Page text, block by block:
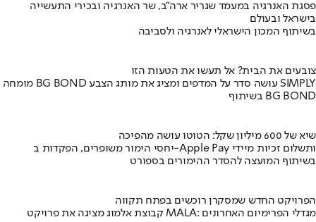
פסגת האנרגיה במעמד שגריר ארה"ב, שר האנרגיה ובכירי התעשייה
בישראל ובעולם
בשיתוף המכון הישראלי לאנרגיה ולסביבה
צובעים את הבית? אל תעשו את הטעות הזו
מומחה BG BOND עושה סדר על המדפים ומציג את מותג הצבע SIMPLY
בשיתוף BG BOND
שיא של 600 מיליון שקל: הטוטו עושה מהפיכה
יחסי הימור משופרים, הפקדות ב-Apple Pay ותשלום זכיות מיידי
בשיתוף המועצה להסדר ההימורים בספורט
הפרויקט החדש שמסקרן רוכשים בפתח תקווה
קבוצת אלמוג מציגה את פרויקט MALA: מגדלי הפרימיום האחרונים